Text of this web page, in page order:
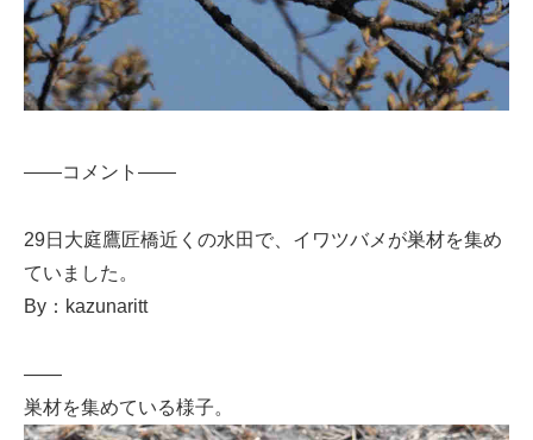
——コメント——
29日大庭鷹匠橋近くの水田で、イワツバメが巣材を集め
ていました。
By：kazunaritt
——
巣材を集めている様子。